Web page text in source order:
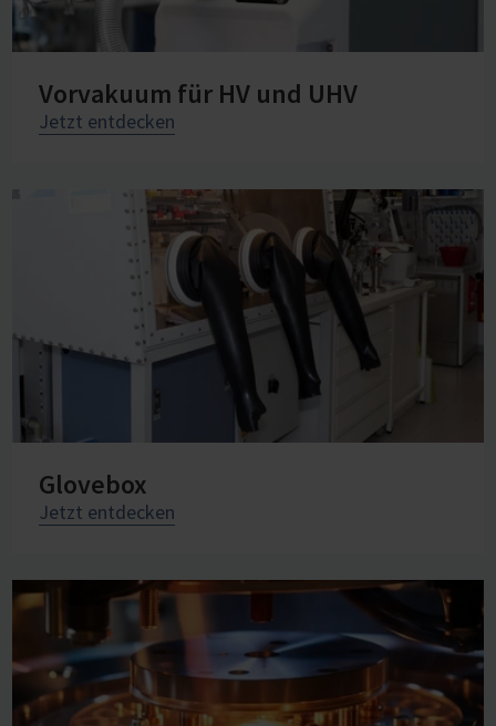
Vorvakuum für HV und UHV
Jetzt entdecken
Glovebox
Jetzt entdecken